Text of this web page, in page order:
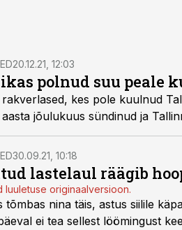
20.12.21, 12:03
polnud suu peale
kes pole kuulnud
aasta jõulukuus sündinud ja
30.09.21, 10:18
lastelaul räägib
luuletuse originaalversioon.
tõmbas nina täis, astus siilile
ei tea sellest löömingust